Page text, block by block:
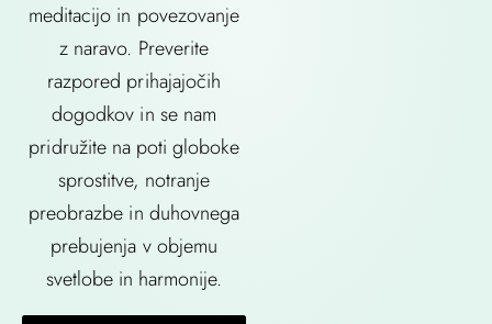
meditacijo in povezovanje
z naravo. Preverite
razpored prihajajočih
dogodkov in se nam
pridružite na poti globoke
sprostitve, notranje
preobrazbe in duhovnega
prebujenja v objemu
svetlobe in harmonije.